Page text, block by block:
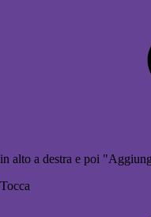
in alto a destra e poi
Tocca